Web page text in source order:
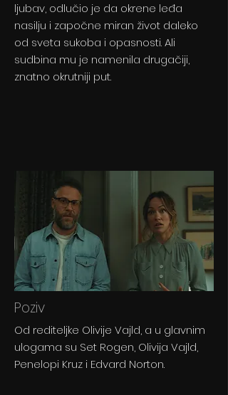
ljubav, odlučio je da okrene leđa
nasilju i započne miran život daleko
od sveta sukoba i opasnosti. Ali
sudbina mu je namenila drugačiji,
znatno okrutniji put.
Poziv
Od rediteljke Olivije Vajld, a u glavnim
ulogama su Set Rogen, Olivija Vajld,
Penelopi Kruz i Edvard Norton.